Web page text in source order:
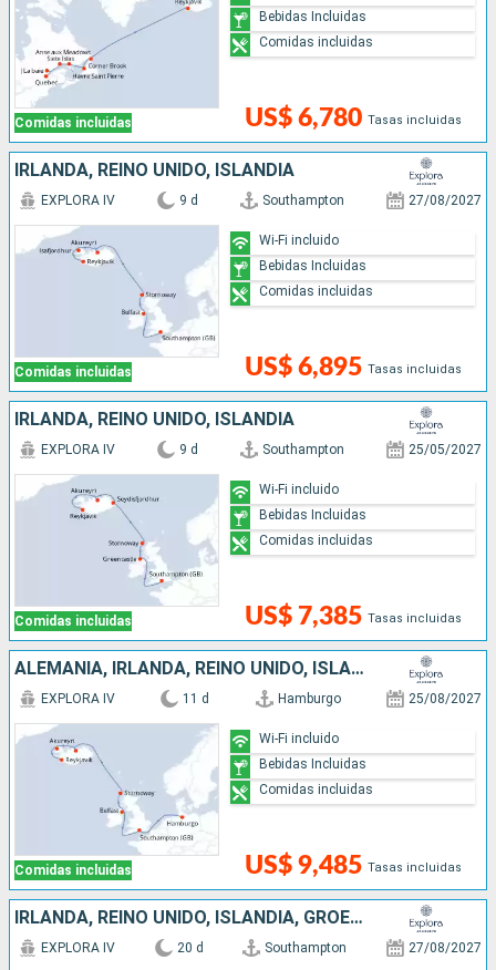
Comidas incluidas US$ 6,780 Tasas incluidas
Bebidas Incluidas
Comidas incluidas
IRLANDA, REINO UNIDO, ISLANDIA
Comidas incluidas
EXPLORA IV 9 d Southampton 27/08/2027
US$ 6,895 Tasas incluidas
Wi-Fi incluido
Bebidas Incluidas
Comidas incluidas
IRLANDA, REINO UNIDO, ISLANDIA
Comidas incluidas
EXPLORA IV 9 d Southampton 25/05/2027
US$ 7,385 Tasas incluidas
Wi-Fi incluido
Bebidas Incluidas
Comidas incluidas
ALEMANIA, IRLANDA, REINO UNIDO, ISLANDIA
Comidas incluidas
EXPLORA IV 11 d Hamburgo 25/08/2027
US$ 9,485 Tasas incluidas
Wi-Fi incluido
Bebidas Incluidas
Comidas incluidas
IRLANDA, REINO UNIDO, ISLANDIA, GROENLANDIA, ANTIGUA Y BARBUDA, CANADÁ
EXPLORA IV 20 d Southampton 27/08/2027